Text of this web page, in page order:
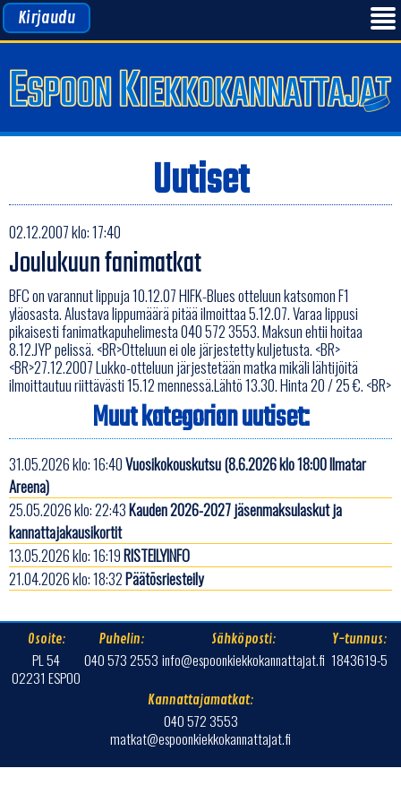
Kirjaudu
Uutiset
02.12.2007 klo: 17:40
Joulukuun fanimatkat
BFC on varannut lippuja 10.12.07 HIFK-Blues otteluun katsomon F1
yläosasta. Alustava lippumäärä pitää ilmoittaa 5.12.07. Varaa lippusi
pikaisesti fanimatkapuhelimesta 040 572 3553. Maksun ehtii hoitaa
8.12.JYP pelissä. <BR>Otteluun ei ole järjestetty kuljetusta. <BR>
<BR>27.12.2007 Lukko-otteluun järjestetään matka mikäli lähtijöitä
ilmoittautuu riittävästi 15.12 mennessä.Lähtö 13.30. Hinta 20 / 25 €. <BR>
Muut kategorian uutiset:
31.05.2026 klo: 16:40Vuosikokouskutsu (8.6.2026 klo 18:00 Ilmatar
Areena)
25.05.2026 klo: 22:43Kauden 2026-2027 jäsenmaksulaskut ja
kannattajakausikortit
13.05.2026 klo: 16:19RISTEILYINFO
21.04.2026 klo: 18:32Päätösriesteily
Osoite:
PL 54
02231 ESPOO
Puhelin:
040 573 2553
Sähköposti:
info@espoonkiekkokannattajat.fi
Y-tunnus:
1843619-5
Kannattajamatkat:
040 572 3553
matkat@espoonkiekkokannattajat.fi